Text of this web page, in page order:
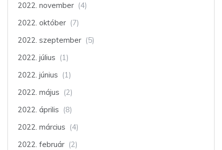
2022. november (4)
2022. október (7)
2022. szeptember (5)
2022. július (1)
2022. június (1)
2022. május (2)
2022. április (8)
2022. március (4)
2022. február (2)